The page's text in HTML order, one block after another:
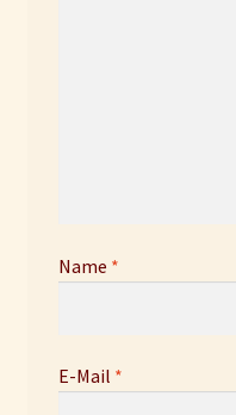
Name *
E-Mail *